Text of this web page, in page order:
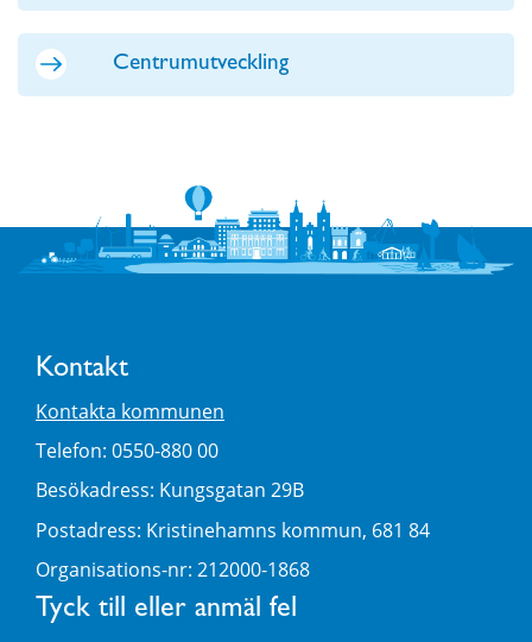
Centrumutveckling
Kontakt
Kontakta kommunen
Telefon: 0550-880 00
Besökadress: Kungsgatan 29B
Postadress: Kristinehamns kommun, 681 84
Organisations-nr: 212000-1868
Tyck till eller anmäl fel